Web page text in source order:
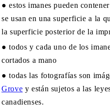
● estos imanes pueden
se usan en una superficie a la
la superficie posterior de la
● todos y cada uno de los
cortados a mano
● todas las fotografías son
Grove y están sujetos a las
canadienses.